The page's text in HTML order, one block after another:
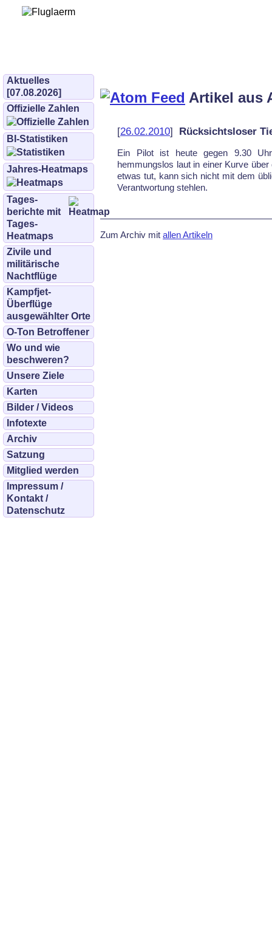
Aktuelles
[07.08.2026]
Offizielle Zahlen
BI-Statistiken
Jahres-Heatmaps
Tages­
berichte mit
Tages-
Heatmaps
Zivile und
militärische
Nachtflüge
Kampfjet-
Überflüge
ausgewählter Orte
O-Ton Betroffener
Wo und wie
beschweren?
Unsere Ziele
Karten
Bilder / Videos
Infotexte
Archiv
Satzung
Mitglied werden
Impressum /
Kontakt /
Datenschutz
Artikel aus
[26.02.2010] Rücksichtsloser
Ein Pilot ist heute gegen 9.30
hemmungslos laut in einer Kurve
etwas tut, kann sich nicht mit dem
Verantwortung stehlen.
Zum Archiv mit allen Artikeln